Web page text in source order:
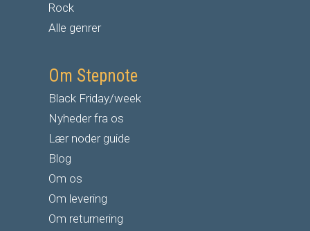
Rock
Alle genrer
Om Stepnote
Black Friday/week
Nyheder fra os
Lær noder guide
Blog
Om os
Om levering
Om returnering